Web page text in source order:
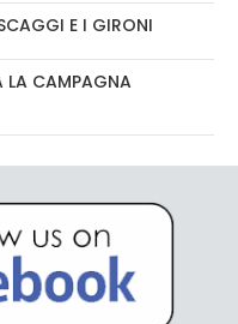
E I GIRONI
LA CAMPAGNA